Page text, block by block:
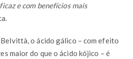
e com benefícios mais
o ácido gálico – com efeito
maior do que o ácido kójico – é